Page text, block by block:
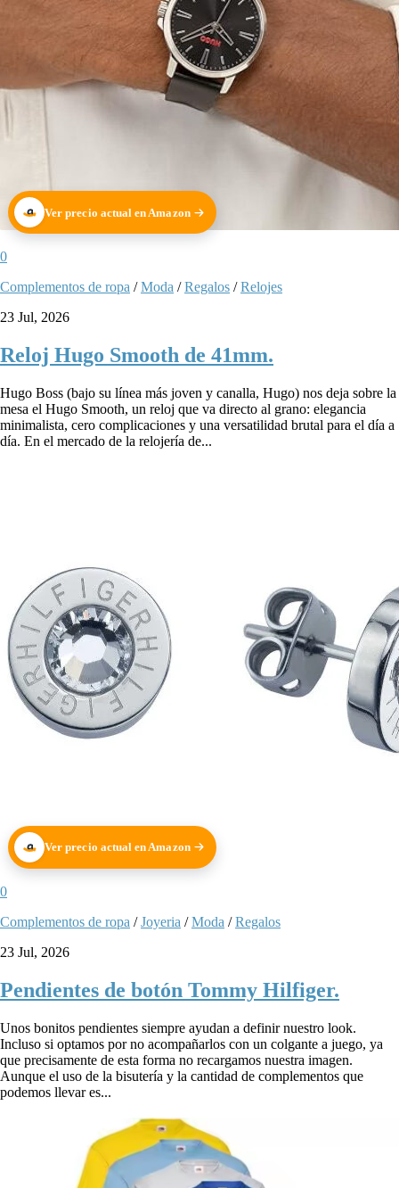
Ver precio actual en Amazon
0
Complementos de ropa /Moda /Regalos /Relojes
23 Jul, 2026
Reloj Hugo Smooth de 41mm.
Hugo Boss (bajo su línea más joven y canalla, Hugo) nos deja sobre la
mesa el Hugo Smooth, un reloj que va directo al grano: elegancia
minimalista, cero complicaciones y una versatilidad brutal para el día a
día. En el mercado de la relojería de...
Ver precio actual en Amazon
0
Complementos de ropa /Joyeria /Moda /Regalos
23 Jul, 2026
Pendientes de botón Tommy Hilfiger.
Unos bonitos pendientes siempre ayudan a definir nuestro look.
Incluso si optamos por no acompañarlos con un colgante a juego, ya
que precisamente de esta forma no recargamos nuestra imagen.
Aunque el uso de la bisutería y la cantidad de complementos que
podemos llevar es...